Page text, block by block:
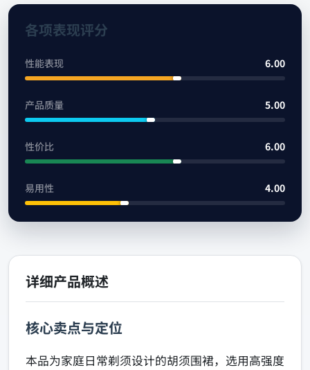
各项表现评分
性能表现 6.00
产品质量 5.00
性价比 6.00
易用性 4.00
详细产品概述
核心卖点与定位
本品为家庭日常剃须设计的胡须围裙，选用高强度